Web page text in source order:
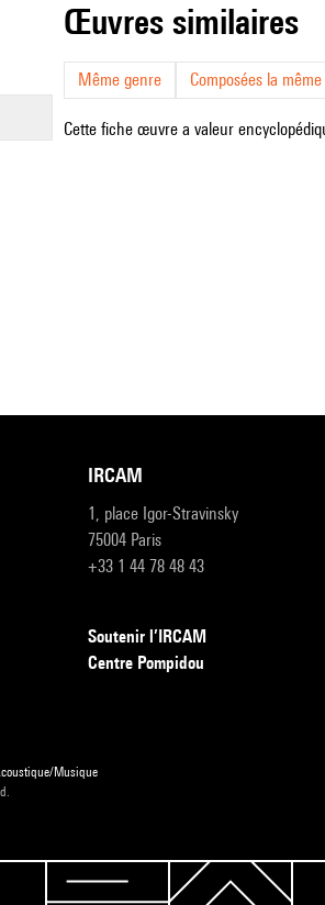
œuvres similaires
Même genre Composées la
Cette fiche œuvre a valeur
IRCAM
1, place Igor-Stravinsky
75004 Paris
+33 1 44 78 48 43
Soutenir l’IRCAM
Centre Pompidou
Musique